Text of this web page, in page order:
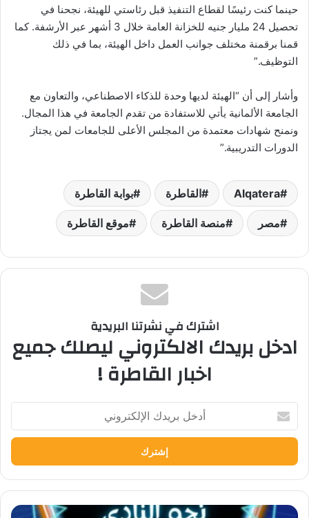
حينما كنت رئيسًا لقطاع التنفيذ قبل رئاستي للهيئة، نجحنا في
تحصيل 24 مليار جنيه للخزانة العامة خلال 3 أشهر عبر الأرشفة. كما
قمنا برقمنة مختلف جوانب العمل داخل الهيئة، بما في ذلك
التوظيف.”
وأشار إلى أن “الهيئة لديها وحدة للذكاء الاصطناعي، والتعاون مع
الجامعة الألمانية يأتي للاستفادة من تقدم الجامعة في هذا المجال.
ونمنح شهادات معتمدة من المجلس الأعلى للجامعات لمن يجتاز
الدورات التدريبية.”
Alqatera القاطرة بوابة القاطرة
مصر منصة القاطرة موقع القاطرة
اشترك في نشرتنا البريدية
ادخل بريدك الالكتروني ليصلك جميع
اخبار القاطرة !
بريدك
الإلكتروني
نادي